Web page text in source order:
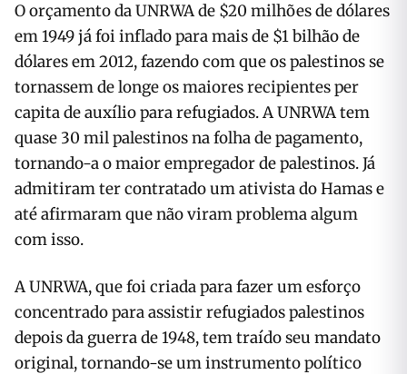
O orçamento da UNRWA de $20 milhões de dólares
em 1949 já foi inflado para mais de $1 bilhão de
dólares em 2012, fazendo com que os palestinos se
tornassem de longe os maiores recipientes per
capita de auxílio para refugiados. A UNRWA tem
quase 30 mil palestinos na folha de pagamento,
tornando-a o maior empregador de palestinos. Já
admitiram ter contratado um ativista do Hamas e
até afirmaram que não viram problema algum
com isso.
A UNRWA, que foi criada para fazer um esforço
concentrado para assistir refugiados palestinos
depois da guerra de 1948, tem traído seu mandato
original, tornando-se um instrumento político